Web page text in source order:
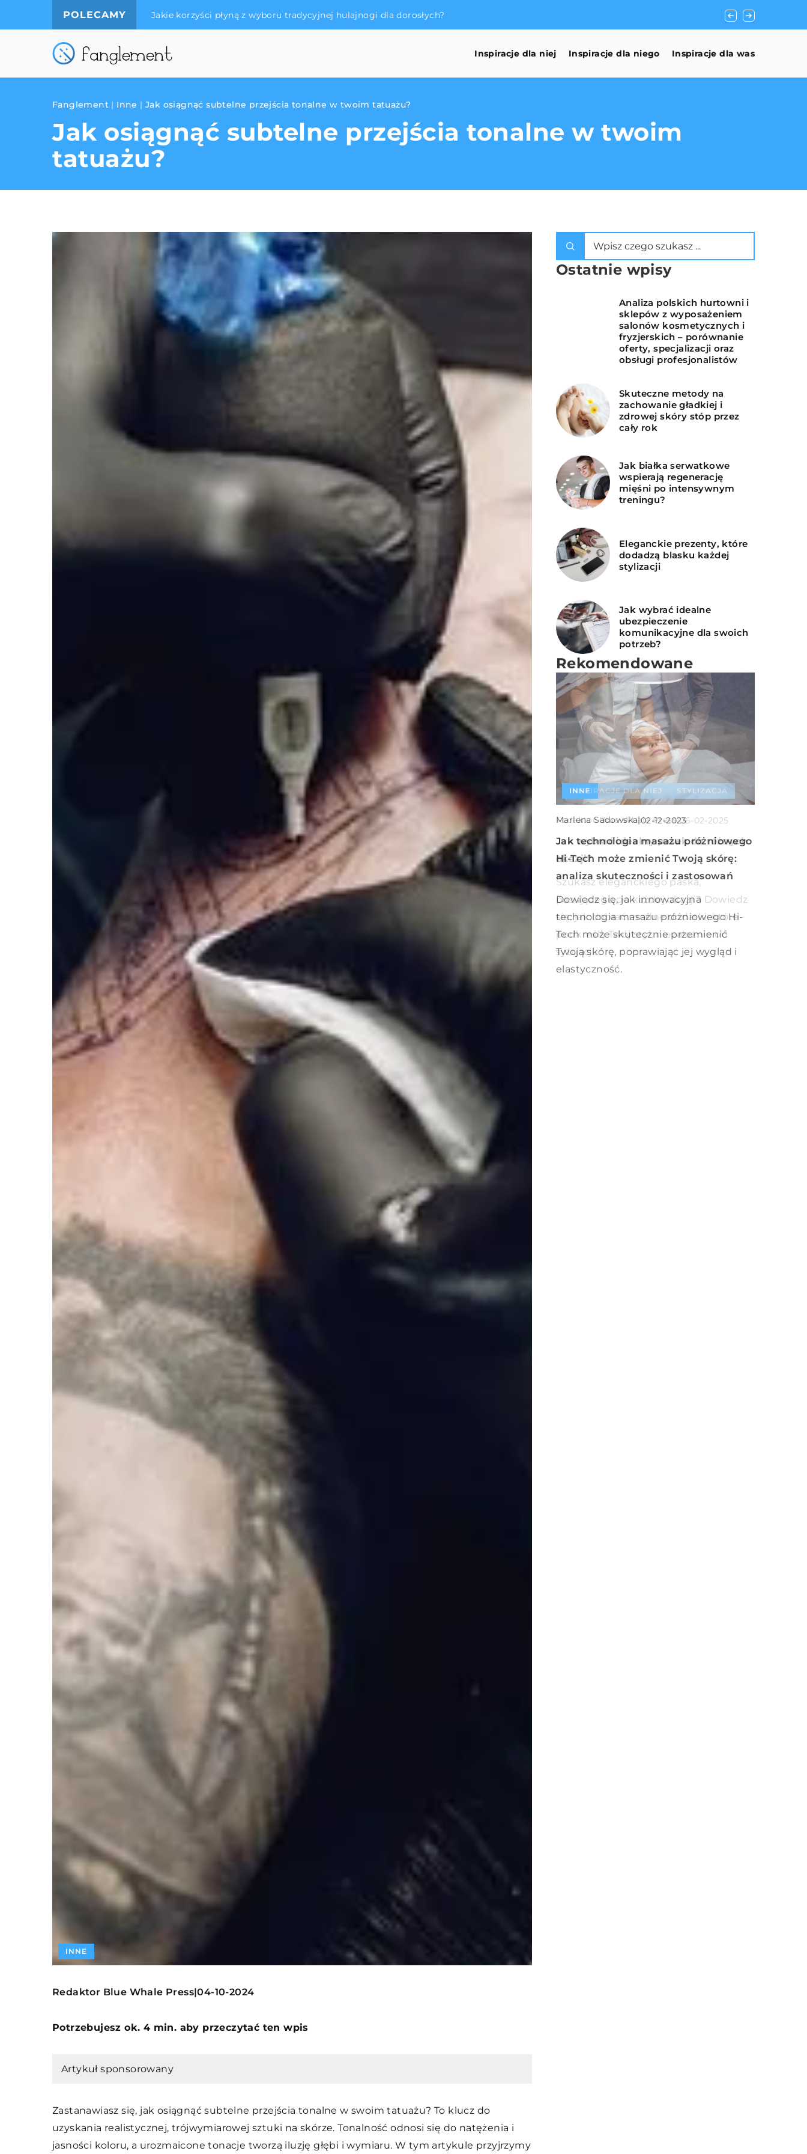
POLECAMY Jakie korzyści płyną z wyboru tradycyjnej hulajnogi dla dorosłych? Innowacyjne
Inspiracje dla niej Inspiracje dla niego Inspiracje dla was
Fanglement | Inne |Jak osiągnąć subtelne przejścia tonalne w twoim tatuażu?
Jak osiągnąć subtelne przejścia tonalne w twoim
tatuażu?
INNE
Redaktor Blue Whale Press|04-10-2024
Potrzebujesz ok. 4 min. aby przeczytać ten wpis
Artykuł sponsorowany
Zastanawiasz się, jak osiągnąć subtelne przejścia tonalne w swoim tatuażu? To klucz do
uzyskania realistycznej, trójwymiarowej sztuki na skórze. Tonalność odnosi się do natężenia i
jasności koloru, a urozmaicone tonacje tworzą iluzję głębi i wymiaru. W tym artykule przyjrzymy
Ostatnie wpisy
Analiza polskich hurtowni i
sklepów z wyposażeniem
salonów kosmetycznych i
fryzjerskich – porównanie
oferty, specjalizacji oraz
obsługi profesjonalistów
Skuteczne metody na
zachowanie gładkiej i
zdrowej skóry stóp przez
cały rok
Jak białka serwatkowe
wspierają regenerację
mięśni po intensywnym
treningu?
Eleganckie prezenty, które
dodadzą blasku każdej
stylizacji
Jak wybrać idealne
ubezpieczenie
komunikacyjne dla swoich
potrzeb?
Rekomendowane
INNE
Marlena Sadowska|06-12-2023
Poradnik: Jak wybrać idealną fajkę
wodną dla siebie?
Odkryj sekrety wyboru idealnej fajki
wodnej, żeby cieszyć się najwyższą
jakością dymu i pełnią smaku.
Dowiaduj się więcej o typach,
materiałach i dodatkach, które
zdecydują o Twoim doświadczeniu.
INNE
Marlena Sadowska|02-12-2023
Jak technologia masażu próżniowego
Hi-Tech może zmienić Twoją skórę:
analiza skuteczności i zastosowań
Dowiedz się, jak innowacyjna
technologia masażu próżniowego Hi-
Tech może skutecznie przemienić
Twoją skórę, poprawiając jej wygląd i
elastyczność.
INSPIRACJE DLA NIEJ STYLIZACJA
Redaktor Blue Whale Press|06-02-2025
Jak wybrać idealny pasek do różnych
okazji?
Szukasz eleganckiego paska,
pasującego do każdej okazji? Dowiedz
się, jak dobrać modne dodatki, które
podkreślą Twój styl, niezależnie od
sytuacji.